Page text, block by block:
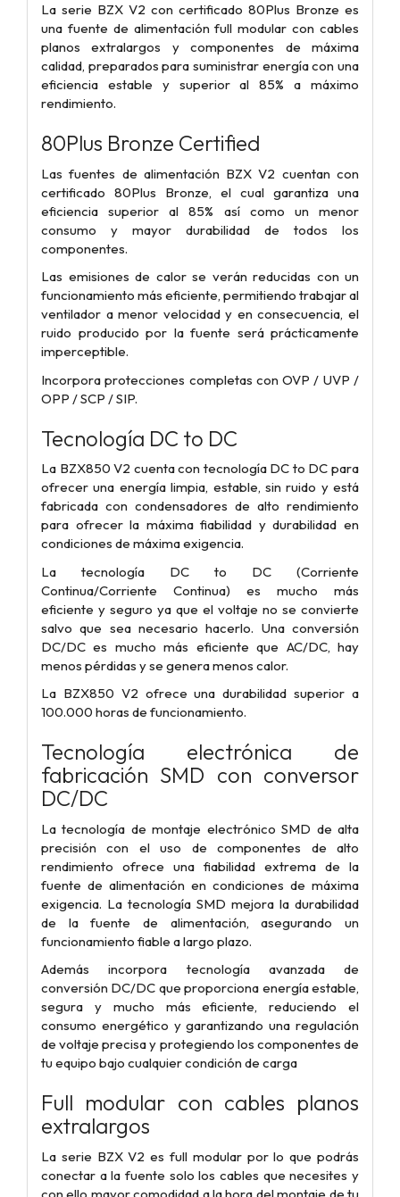
La serie BZX V2 con certificado 80Plus Bronze es
una fuente de alimentación full modular con cables
planos extralargos y componentes de máxima
calidad, preparados para suministrar energía con una
eficiencia estable y superior al 85% a máximo
rendimiento.
80Plus Bronze Certified
Las fuentes de alimentación BZX V2 cuentan con
certificado 80Plus Bronze, el cual garantiza una
eficiencia superior al 85% así como un menor
consumo y mayor durabilidad de todos los
componentes.
Las emisiones de calor se verán reducidas con un
funcionamiento más eficiente, permitiendo trabajar al
ventilador a menor velocidad y en consecuencia, el
ruido producido por la fuente será prácticamente
imperceptible.
Incorpora protecciones completas con OVP / UVP /
OPP / SCP / SIP.
Tecnología DC to DC
La BZX850 V2 cuenta con tecnología DC to DC para
ofrecer una energía limpia, estable, sin ruido y está
fabricada con condensadores de alto rendimiento
para ofrecer la máxima fiabilidad y durabilidad en
condiciones de máxima exigencia.
La tecnología DC to DC (Corriente
Continua/Corriente Continua) es mucho más
eficiente y seguro ya que el voltaje no se convierte
salvo que sea necesario hacerlo. Una conversión
DC/DC es mucho más eficiente que AC/DC, hay
menos pérdidas y se genera menos calor.
La BZX850 V2 ofrece una durabilidad superior a
100.000 horas de funcionamiento.
Tecnología electrónica de
fabricación SMD con conversor
DC/DC
La tecnología de montaje electrónico SMD de alta
precisión con el uso de componentes de alto
rendimiento ofrece una fiabilidad extrema de la
fuente de alimentación en condiciones de máxima
exigencia. La tecnología SMD mejora la durabilidad
de la fuente de alimentación, asegurando un
funcionamiento fiable a largo plazo.
Además incorpora tecnología avanzada de
conversión DC/DC que proporciona energía estable,
segura y mucho más eficiente, reduciendo el
consumo energético y garantizando una regulación
de voltaje precisa y protegiendo los componentes de
tu equipo bajo cualquier condición de carga
Full modular con cables planos
extralargos
La serie BZX V2 es full modular por lo que podrás
conectar a la fuente solo los cables que necesites y
con ello mayor comodidad a la hora del montaje de tu